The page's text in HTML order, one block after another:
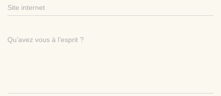
Site internet
Qu’avez vous à l’esprit ?